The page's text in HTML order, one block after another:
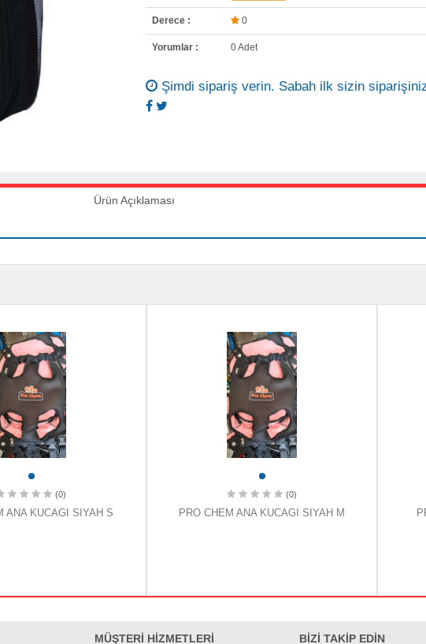
Derece : 0
Yorumlar : 0 Adet
Şimdi sipariş verin. Sabah ilk sizin
Ürün Açıklaması
(0)
ANA KUCAGI SIYAH S
(0)
PRO CHEM ANA KUCAGI SIYAH M
MÜŞTERİ HİZMETLERİ BİZİ TAKİP EDİN